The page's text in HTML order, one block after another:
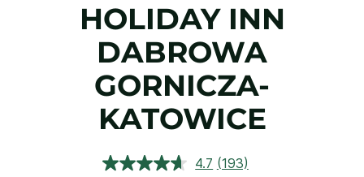
HOLIDAY INN
DABROWA
GORNICZA-
KATOWICE
4.7 Czytaj
(193)